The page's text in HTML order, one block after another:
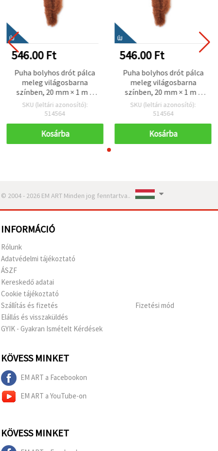
ÚJ
546.00 Ft
Puha bolyhos drót pálca
meleg világosbarna
színben, 20 mm × 1 m –
tökéletes DIY, dekorációs
és kreatív hobbi
SKU (leltári azonosító):
514564
Kosárba
ÚJ
546.00 Ft
Puha bolyhos drót pálca
meleg világosbarna
színben, 20 mm × 1 m –
tökéletes DIY, dekorációs
és kreatív hobbi
SKU (leltári azonosító):
514564
Kosárba
© 2004 - 2026 EM ART Minden jog fenntartva..
INFORMÁCIÓ
Rólunk
Adatvédelmi tájékoztató
ÁSZF
Kereskedő adatai
Cookie tájékoztató
Szállítás és fizetés
Elállás és visszaküldés
GYIK - Gyakran Ismételt Kérdések
Fizetési mód
KÖVESS MINKET
EM ART a Facebookon
EM ART a YouTube-on
KÖVESS MINKET